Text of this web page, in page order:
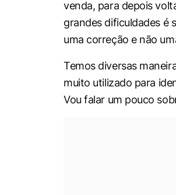
venda, para depois
grandes dificuldades é
uma correção e não
Temos diversas
muito utilizado para
Vou falar um pouco